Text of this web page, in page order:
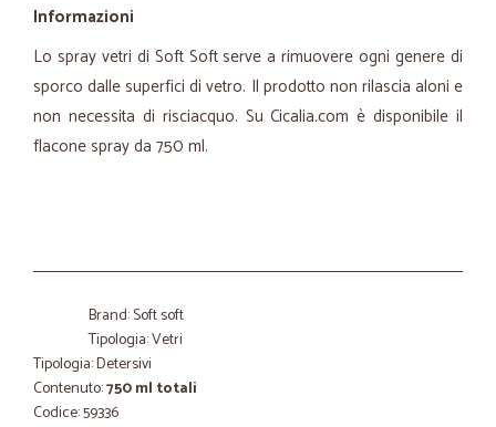
Informazioni
Lo spray vetri di Soft Soft serve a rimuovere ogni genere di
sporco dalle superfici di vetro. Il prodotto non rilascia aloni e
non necessita di risciacquo. Su Cicalia.com è disponibile il
flacone spray da 750 ml.
Brand: Soft soft
Tipologia: Vetri
Tipologia: Detersivi
Contenuto:750 ml totali
Codice: 59336